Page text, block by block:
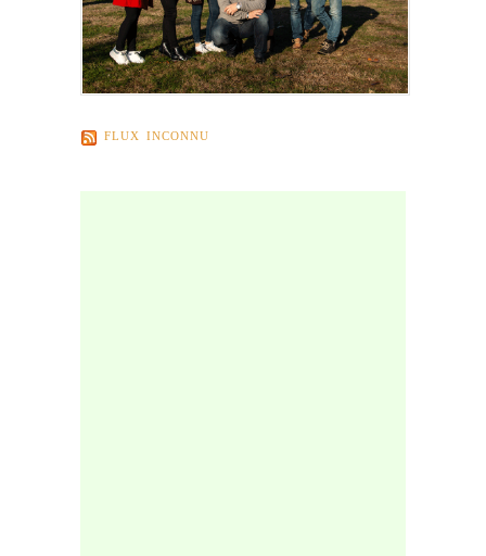
FLUX INCONNU